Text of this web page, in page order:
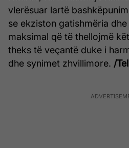
vlerësuar lartë
se ekziston gatishmëria
maksimal që të thellojmë
theks të veçantë duke i
dhe synimet zhvillimore. /